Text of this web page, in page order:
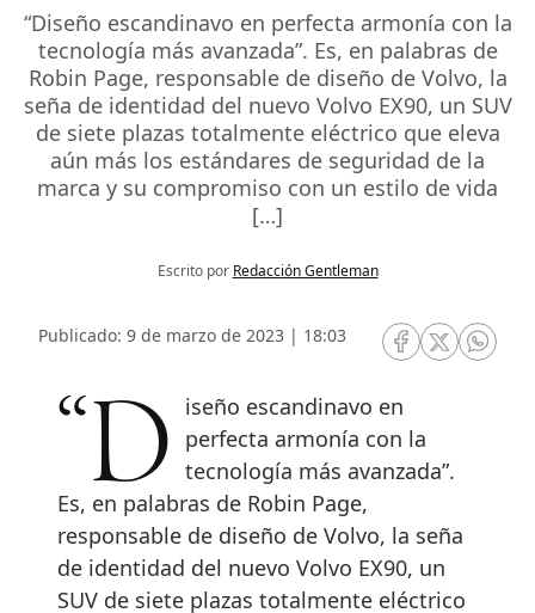
“Diseño escandinavo en perfecta armonía con la
tecnología más avanzada”. Es, en palabras de
Robin Page, responsable de diseño de Volvo, la
seña de identidad del nuevo Volvo EX90, un SUV
de siete plazas totalmente eléctrico que eleva
aún más los estándares de seguridad de la
marca y su compromiso con un estilo de vida
[…]
Escrito por Redacción Gentleman
Publicado: 9 de marzo de 2023 | 18:03
RRSS Facebook
RRSSRRSS
“Diseño escandinavo en
perfecta armonía con la
tecnología más avanzada”.
Es, en palabras de Robin Page,
responsable de diseño de Volvo, la seña
de identidad del nuevo Volvo EX90, un
SUV de siete plazas totalmente eléctrico